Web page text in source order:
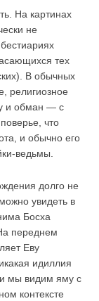
На картинах
не
тех
В обычных
религиозное
и обман — с
что
и обычно его
ведьмы.
долго не
увидеть в
Босха
переднем
Еву
идиллия
и мы видим яму с
контексте